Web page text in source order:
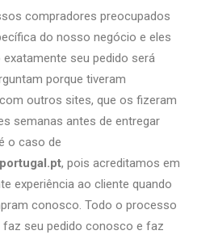
compradores preocupados
do nosso negócio e eles
seu pedido será
porque tiveram
outros sites, que os fizeram
semanas antes de entregar
o caso de
, pois acreditamos em
experiência ao cliente quando
conosco. Todo o processo
seu pedido conosco e faz